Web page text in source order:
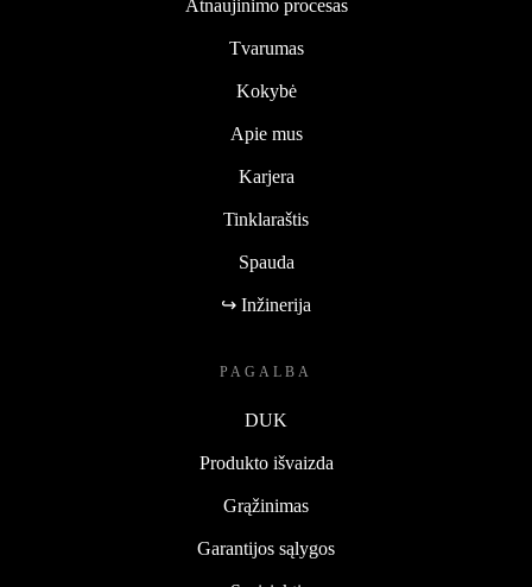
Atnaujinimo procesas
Tvarumas
Kokybė
Apie mus
Karjera
Tinklaraštis
Spauda
↪ Inžinerija
PAGALBA
DUK
Produkto išvaizda
Grąžinimas
Garantijos sąlygos